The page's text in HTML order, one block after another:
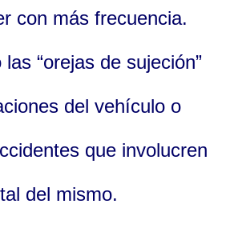
con más frecuencia.
“orejas de sujeción”
del vehículo o
que involucren
del mismo.